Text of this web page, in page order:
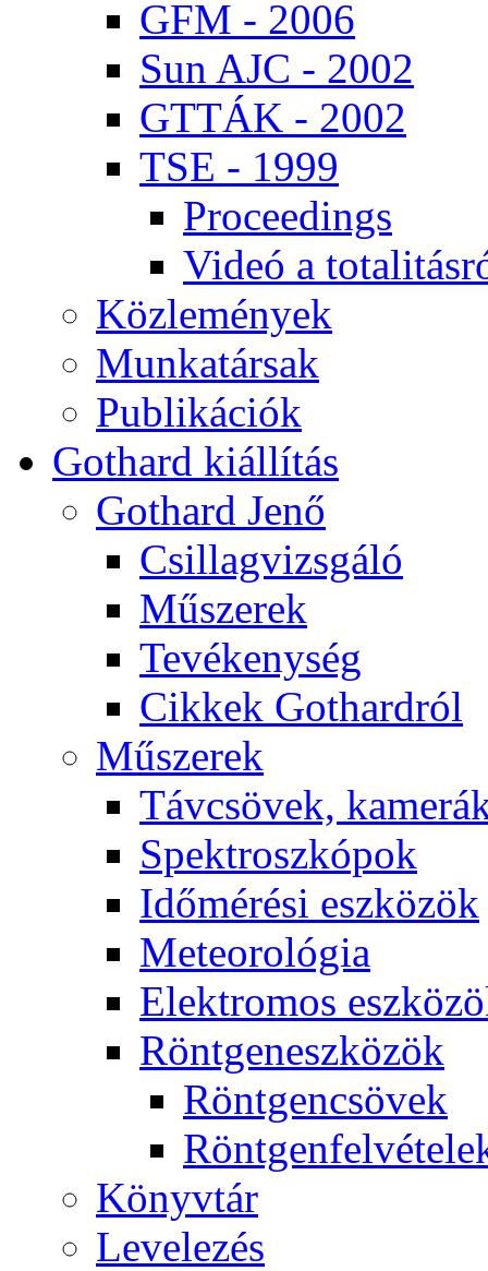
GFM - 2006
Sun AJC - 2002
GT­TÁK - 2002
TSE - 1999
Pro­ce­e­dings
Vi­deó a
Köz­le­mé­nyek
Mun­ka­tár­sak
Pub­li­ká­ci­ók
Got­hard ki­ál­lí­tás
Got­hard Je­nő
Csil­lag­vizs­gá­ló
Mű­sze­rek
Te­vé­keny­ség
Cik­kek Got­hard­ról
Mű­sze­rek
Táv­csö­vek,
Spekt­rosz­kó­pok
Idő­mé­ré­si esz­kö­zök
Me­te­o­ro­ló­gia
Elekt­ro­mos
Rönt­gen­esz­kö­zök
Rönt­gen­csö­vek
Könyv­tár
Le­ve­le­zés